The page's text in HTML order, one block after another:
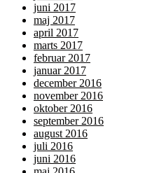
juni 2017
maj 2017
april 2017
marts 2017
februar 2017
januar 2017
december 2016
november 2016
oktober 2016
september 2016
august 2016
juli 2016
juni 2016